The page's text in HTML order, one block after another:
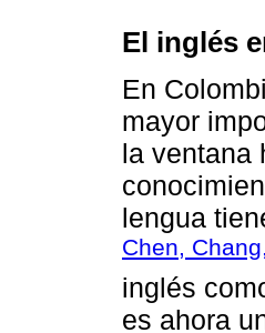
El inglés
En
mayor
la ventana
lengua
Chen,
inglés
es ahora